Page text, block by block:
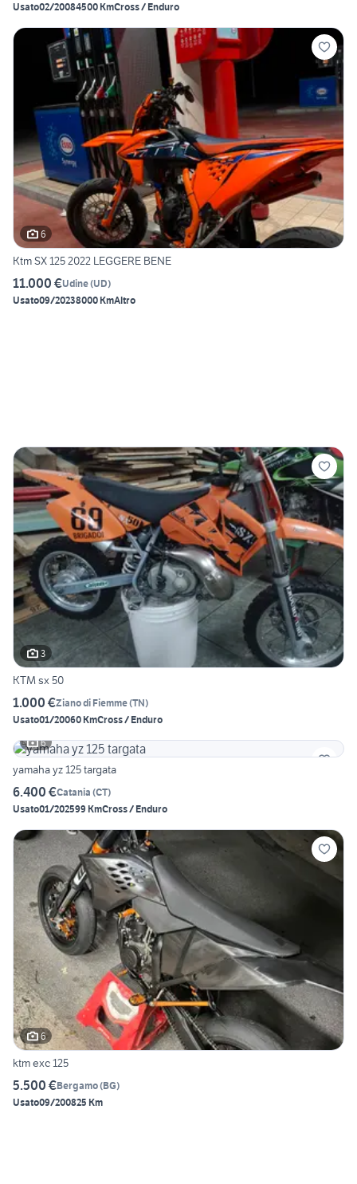
Usato02/20084500 KmCross / Enduro
6
Ktm SX 125 2022 LEGGERE BENE
11.000 €Udine(UD)
Usato09/20238000 KmAltro
3
KTM sx 50
1.000 €Ziano di Fiemme(TN)
Usato01/20060 KmCross / Enduro
6
yamaha yz 125 targata
6.400 €Catania (CT)
Usato01/202599 KmCross / Enduro
6
ktm exc 125
5.500 €Bergamo(BG)
Usato09/200825 Km